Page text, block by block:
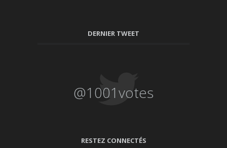
DERNIER TWEET
@1001votes
RESTEZ CONNECTÉS